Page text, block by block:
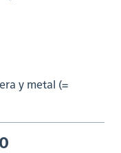
y metal (=